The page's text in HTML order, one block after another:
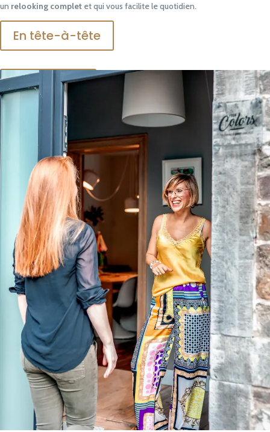
un relooking complet et qui vous facilite le quotidien.
En tête-à-tête
Entre amies